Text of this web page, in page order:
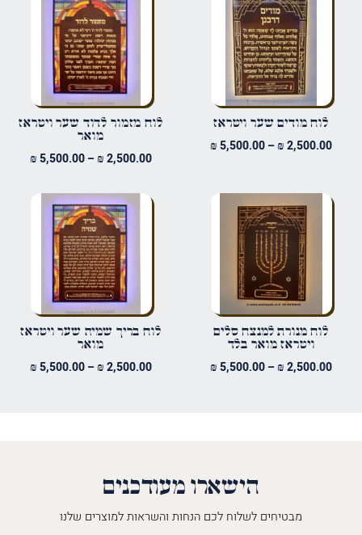
הביקורת שלך*
שם*
שמור בדפדפן זה את השם, האימייל והאתר שלי לפעם הבאה שאגיב.
לוח מודים שער ויטראז
₪2,500.00
–
₪5,500.00
לוח מזמור לדוד שער ויטראז
מואר
₪2,500.00
–
₪5,500.00
לוח מנורת למנצח סלים
ויטראז מואר בלד
₪2,500.00
–
₪5,500.00
לוח בריך שמיה שער ויטראז
מואר
₪2,500.00
–
₪5,500.00
הישארו מעודכנים
מבטיחים לשלוח לכם הנחות והשראות למוצרים שלנו